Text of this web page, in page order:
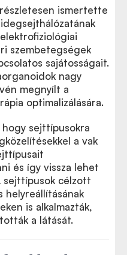
ismertette
szembetegségek
sajátosságait.
nagy
megnyílt a
optimalizálására.
sejttípusokra
a vak
és így vissza lehet
sejttípusok célzott
helyreállításának
is alkalmazták,
a látását.